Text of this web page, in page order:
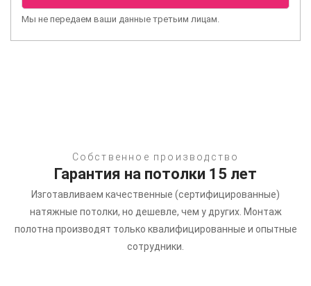
Мы не передаем ваши данные третьим лицам.
Собственное производство
Гарантия на потолки 15 лет
Изготавливаем качественные (сертифицированные)
натяжные потолки, но дешевле, чем у других. Монтаж
полотна производят только квалифицированные и опытные
сотрудники.